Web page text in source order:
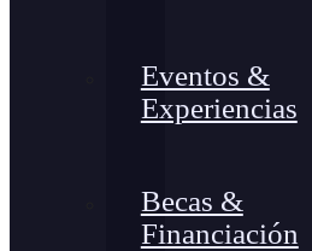
Eventos &
Experiencias
Becas &
Financiación